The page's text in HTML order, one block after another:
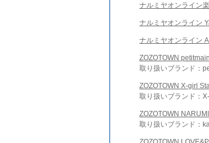
ナルミヤオンライン
ナルミヤオンライン
ナルミヤオンライン
ZOZOTOWN
取り扱いブランド：
ZOZOTOWN X-girl
取り扱いブランド：
ZOZOTOWN
取り扱いブランド：